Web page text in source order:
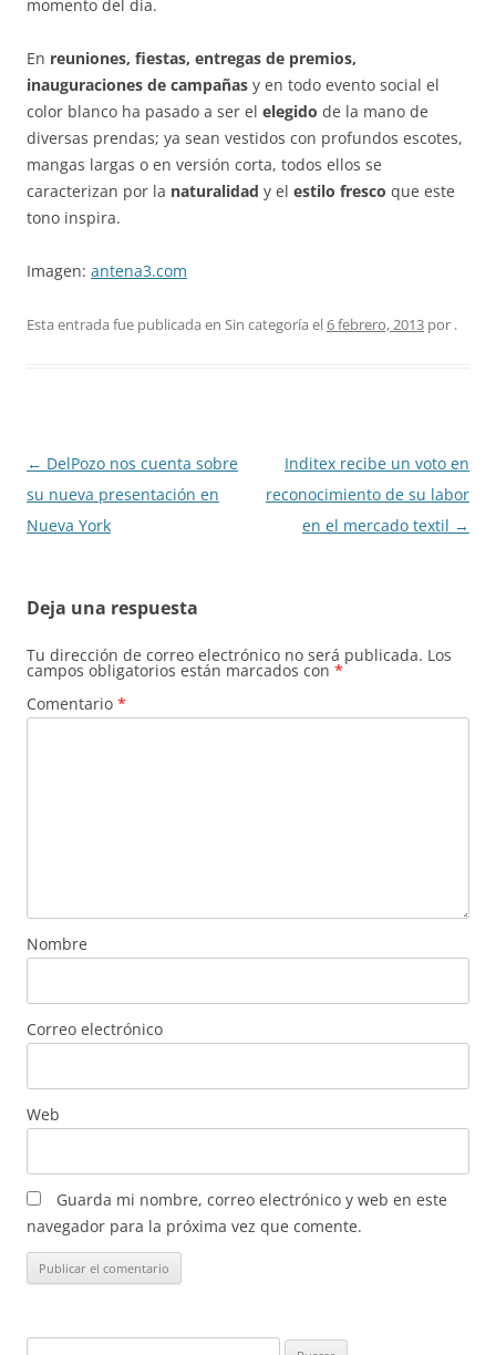
momento del día.
En reuniones, fiestas, entregas de premios,
inauguraciones de campañas y en todo evento social el
color blanco ha pasado a ser el elegido de la mano de
diversas prendas; ya sean vestidos con profundos escotes,
mangas largas o en versión corta, todos ellos se
caracterizan por la naturalidad y el estilo fresco que este
tono inspira.
Imagen: antena3.com
Esta entrada fue publicada en Sin categoría el6 febrero, 2013 por .
Navegación
de
entradas
← DelPozo nos cuenta sobre
su nueva presentación en
Nueva York
Inditex recibe un voto en
reconocimiento de su labor
en el mercado textil →
Deja una respuesta
Tu dirección de correo electrónico no será publicada. Los
campos obligatorios están marcados con *
Comentario *
Nombre
Correo electrónico
Web
Guarda mi nombre, correo electrónico y web en este
navegador para la próxima vez que comente.